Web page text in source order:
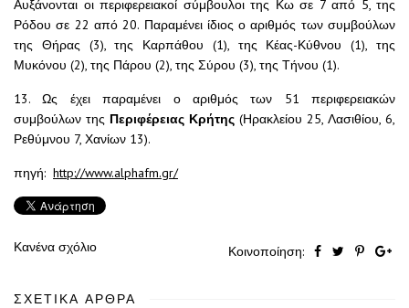
Αυξάνονται οι περιφερειακοί σύμβουλοι της Κω σε 7 από 5, της
Ρόδου σε 22 από 20. Παραμένει ίδιος ο αριθμός των συμβούλων
της Θήρας (3), της Καρπάθου (1), της Κέας-Κύθνου (1), της
Μυκόνου (2), της Πάρου (2), της Σύρου (3), της Τήνου (1).
13. Ως έχει παραμένει ο αριθμός των 51 περιφερειακών
συμβούλων της Περιφέρειας Κρήτης (Ηρακλείου 25, Λασιθίου, 6,
Ρεθύμνου 7, Χανίων 13).
πηγή: http://www.alphafm.gr/
Κανένα σχόλιο Κοινοποίηση:
ΣΧΕΤΙΚΆ ΆΡΘΡΑ